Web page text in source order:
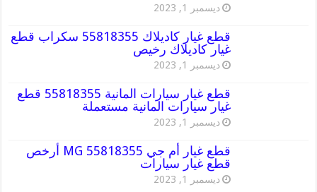
ديسمبر 1, 2023
قطع غيار كاديلاك 55818355 سكراب قطع
غيار كاديلاك رخيص
ديسمبر 1, 2023
قطع غيار سيارات المانية 55818355 قطع
غيار سيارات المانية مستعملة
ديسمبر 1, 2023
قطع غيار أم جي MG 55818355 أرخص
قطع غيار سيارات
ديسمبر 1, 2023